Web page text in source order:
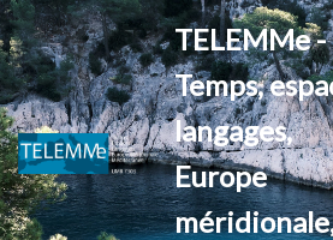
Aller
au
contenu
TELEMMe -
Temps,
langages,
Europe